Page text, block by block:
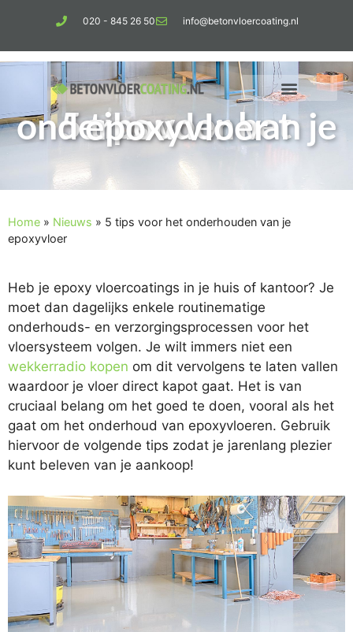
020 - 845 26 50 info@betonvloercoating.nl
5 tips voor het onderhouden van je epoxyvloer
Home » Nieuws » 5 tips voor het onderhouden van je
epoxyvloer
Heb je epoxy vloercoatings in je huis of kantoor? Je
moet dan dagelijks enkele routinematige
onderhouds- en verzorgingsprocessen voor het
vloersysteem volgen. Je wilt immers niet een
wekkerradio kopen om dit vervolgens te laten vallen
waardoor je vloer direct kapot gaat. Het is van
cruciaal belang om het goed te doen, vooral als het
gaat om het onderhoud van epoxyvloeren. Gebruik
hiervoor de volgende tips zodat je jarenlang plezier
kunt beleven van je aankoop!